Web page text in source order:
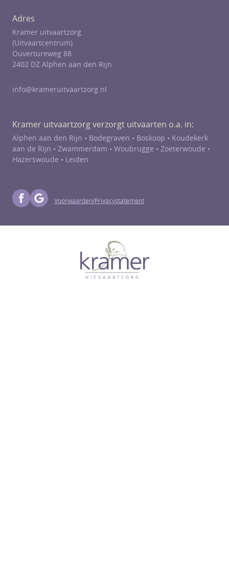
Adres
Kramer uitvaartzorg
(Uitvaartcentrum)
Ouvertureweg 88
2402 DZ Alphen aan den Rijn
info@krameruitvaartzorg.nl
Kramer uitvaartzorg verzorgt uitvaarten o.a. in:
Alphen aan den Rijn • Bodegraven • Boskoop • Koudekerk
aan de Rijn • Zwammerdam • Woubrugge • Zoeterwoude •
Hazerswoude • Leiden
Voorwaarden/Privacystatement